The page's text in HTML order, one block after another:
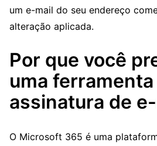
um e-mail do seu endereço
alteração aplicada.
Por que você
uma
assinatura de
O Microsoft 365 é uma